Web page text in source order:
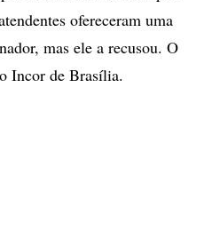
ofereceram uma
mas ele a recusou. O
Incor de Brasília.